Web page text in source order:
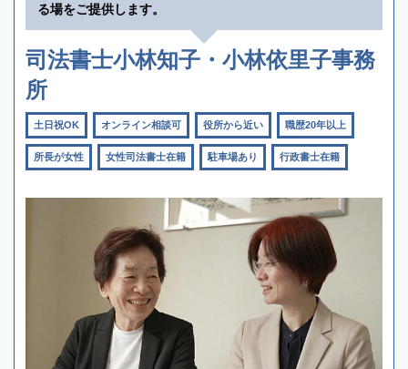
る場をご提供します。
司法書士小林知子・小林依里子事務
所
土日祝OK オンライン相談可 役所から近い 職歴20年以上
所長が女性 女性司法書士在籍 駐車場あり 行政書士在籍